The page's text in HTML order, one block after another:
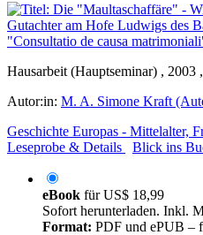
Hausarbeit (Hauptseminar) , 2003
Autor:in: M. A. Simone Kraft
Geschichte Europas - Mittelalter,
Leseprobe & Details
Blick ins
eBook fürUS$ 18,99
Sofort herunterladen. Inkl.
Format: PDF und ePUB –